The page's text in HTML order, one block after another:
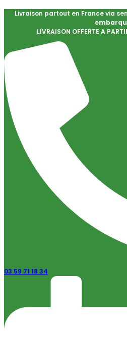
Livraison partout en France via
LIVRAISON OFFERTE A
03 59 71 18 34